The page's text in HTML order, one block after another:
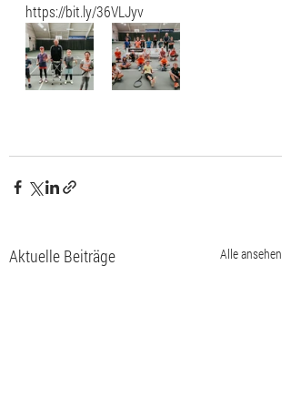
https://bit.ly/36VLJyv
Aktuelle Beiträge Alle ansehen